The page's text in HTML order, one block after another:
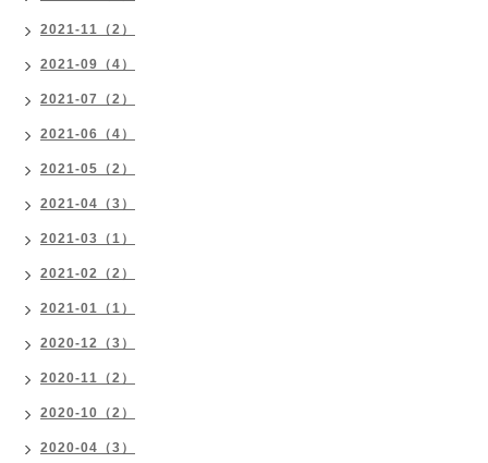
2021-11（2）
2021-09（4）
2021-07（2）
2021-06（4）
2021-05（2）
2021-04（3）
2021-03（1）
2021-02（2）
2021-01（1）
2020-12（3）
2020-11（2）
2020-10（2）
2020-04（3）